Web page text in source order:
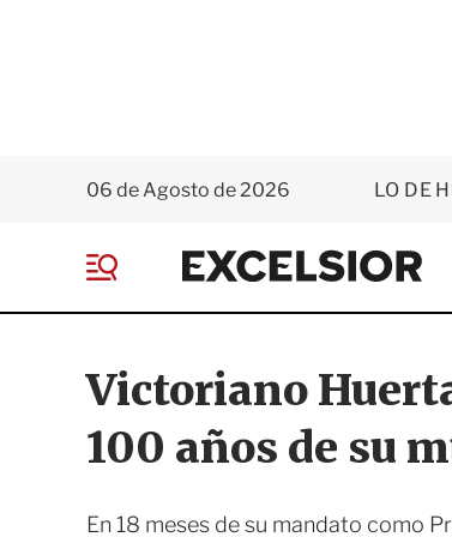
06 de Agosto de 2026 LO DE
E
x
e
i
o
r
e
Victoriano
100 años de su
En 18 meses de su mandato como